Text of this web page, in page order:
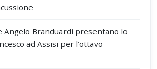
Angelo Branduardi presentano lo
ad Assisi per l’ottavo